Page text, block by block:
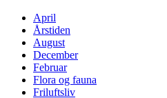
April
Årstiden
August
December
Februar
Flora og fauna
Friluftsliv